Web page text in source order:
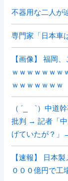
不器用な二人が
専門家「日本車
【画像】 福岡
ｗｗｗｗｗｗｗ
ｗｗｗｗｗｗｗ
（ ´_ゝ`）中道
批判 → 記者「中
げていたが？」
【速報】 日本
０００億円で工